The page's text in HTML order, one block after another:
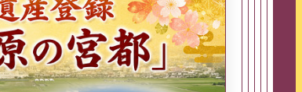
県広報誌「県民だより奈良」
2026年8月号